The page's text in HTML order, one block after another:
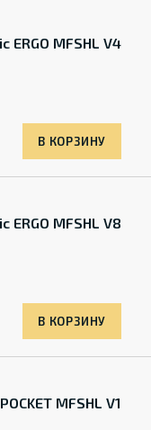
ERGO MFSHL V4
В КОРЗИНУ
ERGO MFSHL V8
В КОРЗИНУ
MFSHL V1